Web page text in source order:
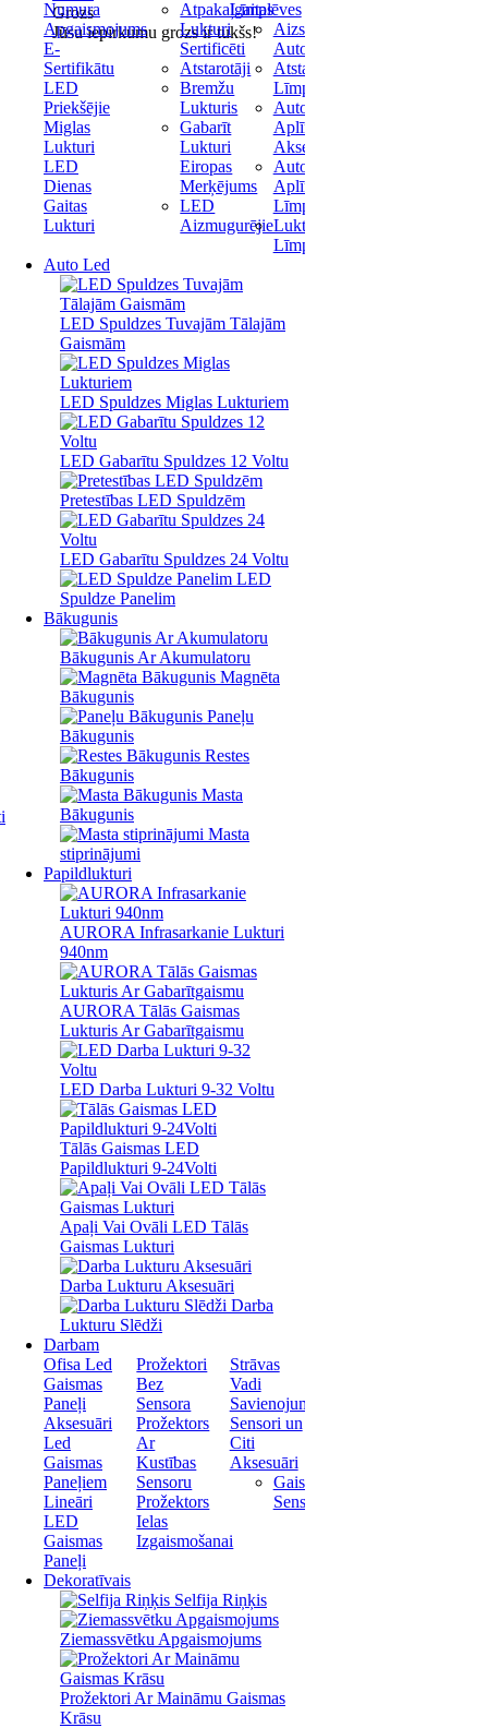
Numura
Apgaismojums
E-
Sertifikātu
LED
Priekšējie
Miglas
Lukturi
LED
Dienas
Gaitas
Lukturi
Atpakaļgaitas
Lukturi
Sertificēti
Atstarotāji
Bremžu
Lukturis
Gabarīt
Lukturi
Eiropas
Merķējums
LED
Aizmugurējie
Līmplēves
Aizsargplēve
Automašīnai
Atstarojošas
Līmplēves
Auto
Aplīmēšanas
Aksesuāri
Auto
Aplīmēšanas
Līmplēve
Lukturu
Līmplēve
Auto Led
LED Spuldzes Tuvajām Tālajām
Gaismām
LED Spuldzes Miglas Lukturiem
LED Gabarītu Spuldzes 12 Voltu
Pretestības LED Spuldzēm
LED Gabarītu Spuldzes 24 Voltu
LED
Spuldze Panelim
Bākugunis
Bākugunis Ar Akumulatoru
Magnēta
Bākugunis
Paneļu
Bākugunis
Restes
Bākugunis
Masta
Bākugunis
Masta
stiprinājumi
Papildlukturi
AURORA Infrasarkanie Lukturi
940nm
AURORA Tālās Gaismas
Lukturis Ar Gabarītgaismu
LED Darba Lukturi 9-32 Voltu
Tālās Gaismas LED
Papildlukturi 9-24Volti
Apaļi Vai Ovāli LED Tālās
Gaismas Lukturi
Darba Lukturu Aksesuāri
Darba
Lukturu Slēdži
Darbam
Ofisa Led
Gaismas
Paneļi
Aksesuāri
Led
Gaismas
Paneļiem
Lineāri
LED
Gaismas
Paneļi
Prožektori
Bez
Sensora
Prožektors
Ar
Kustības
Sensoru
Prožektors
Ielas
Izgaismošanai
Strāvas
Vadi
Savienojumi
Sensori un
Citi
Aksesuāri
Gaismas
Sensori
Dekoratīvais
Selfija Riņķis
Ziemassvētku Apgaismojums
Prožektori Ar Maināmu Gaismas
Krāsu
Grozs
Jūsu iepirkumu grozs ir tukšs!